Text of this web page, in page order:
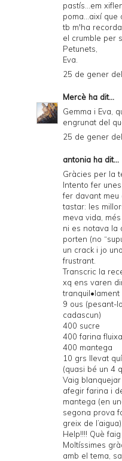
pastís...em
poma...així que
tb m'ha
el crumble per
Petunets,
Eva.
25 de gener
Mercè ha dit...
Gemma i Eva,
engrunat del
25 de gener
antonia ha dit...
Gràcies per la
Intento fer
fer davant meu
tastar: les
meva vida,
ni es notava la
porten (no
un crack i jo
frustrant.
Transcric la
xq ens varen
9 ous (pesant-
cadascun)
400 sucre
400 farina fluixa
400 mantega
10 grs llevat
(quasi bé un 4
Vaig
afegir farina i
mantega (en
segona prova
greix de l’aigua).
Help!!!! Què faig
Moltíssimes
amb el tema,